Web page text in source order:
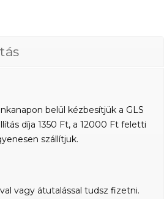
belül kézbesítjük a GLS
díja 1350 Ft, a 12000 Ft feletti
szállítjuk.
vagy átutalással tudsz fizetni.